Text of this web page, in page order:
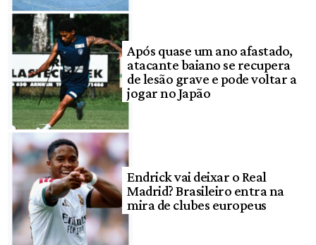
Após quase um ano afastado,
atacante baiano se recupera
de lesão grave e pode voltar a
jogar no Japão
Endrick vai deixar o Real
Madrid? Brasileiro entra na
mira de clubes europeus